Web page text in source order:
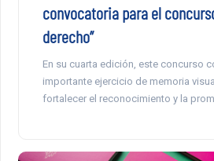
convocatoria para el
derecho”
En su cuarta edición, este concurso
importante ejercicio de memoria
fortalecer el reconocimiento y la